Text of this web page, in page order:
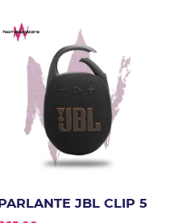
PARLANTE JBL CLIP 5